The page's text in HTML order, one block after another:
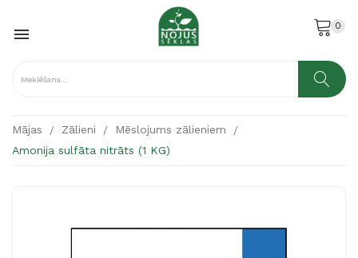
 0
Mājas Zālieni
Mēslojums zālieniem
Amonija sulfāta nitrāts (1 KG)